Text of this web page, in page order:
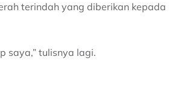
terindah yang diberikan kepada
saya,” tulisnya lagi.